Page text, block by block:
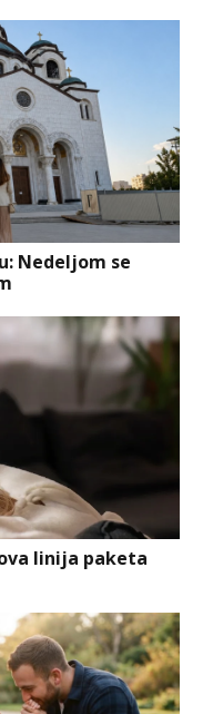
Nedeljom se
linija paketa